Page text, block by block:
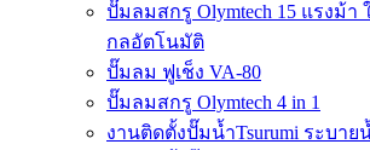
ปั๊มลมสกรู Olymtech 15 แรงม้
กลอัตโนมัติ
ปั๊มลม ฟูเช็ง VA-80
ปั๊มลมสกรู Olymtech 4 in 1
งานติดตั้งปั๊มน้ำTsurumi ระบา